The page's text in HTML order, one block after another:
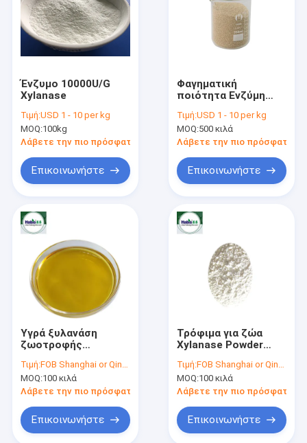
Ένζυμο 10000U/G
Xylanase
Τιμή:USD 1 - 10 per kg
MOQ:100kg
Λάβετε την πιο πρόσφατη τιμή
Επικοινωνήστε
Φαγηματική
ποιότητα Ενζύμη
iso9001 30.000 U/G
προάγουν την
ανάπτυξη
Τιμή:USD 1 - 10 per kg
MOQ:500 κιλά
Λάβετε την πιο πρόσφατη
Επικοινωνήστε
Υγρά ξυλανάση
ζωοτροφής
Τιμή:FOB Shanghai or Qingdao USD2.43-USD 2.71
MOQ:100 κιλά
Λάβετε την πιο πρόσφατη τιμή
Επικοινωνήστε
Τρόφιμα για ζώα
Xylanase Powder
Τιμή:FOB Shanghai or Qingdao USD 4.86-USD 5.14
MOQ:100 κιλά
Λάβετε την πιο πρόσφατη
Επικοινωνήστε